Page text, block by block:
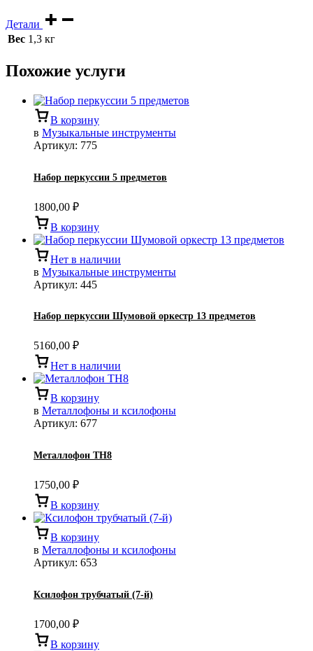
Детали
Вес 1,3 кг
Похожие услуги
В корзину
в Музыкальные инструменты
Артикул: 775
Набор перкуссии 5 предметов
1800,00 ₽
В корзину
Нет в наличии
в Музыкальные инструменты
Артикул: 445
Набор перкуссии Шумовой оркестр 13 предметов
5160,00 ₽
Нет в наличии
В корзину
в Металлофоны и ксилофоны
Артикул: 677
Металлофон TH8
1750,00 ₽
В корзину
В корзину
в Металлофоны и ксилофоны
Артикул: 653
Ксилофон трубчатый (7-й)
1700,00 ₽
В корзину